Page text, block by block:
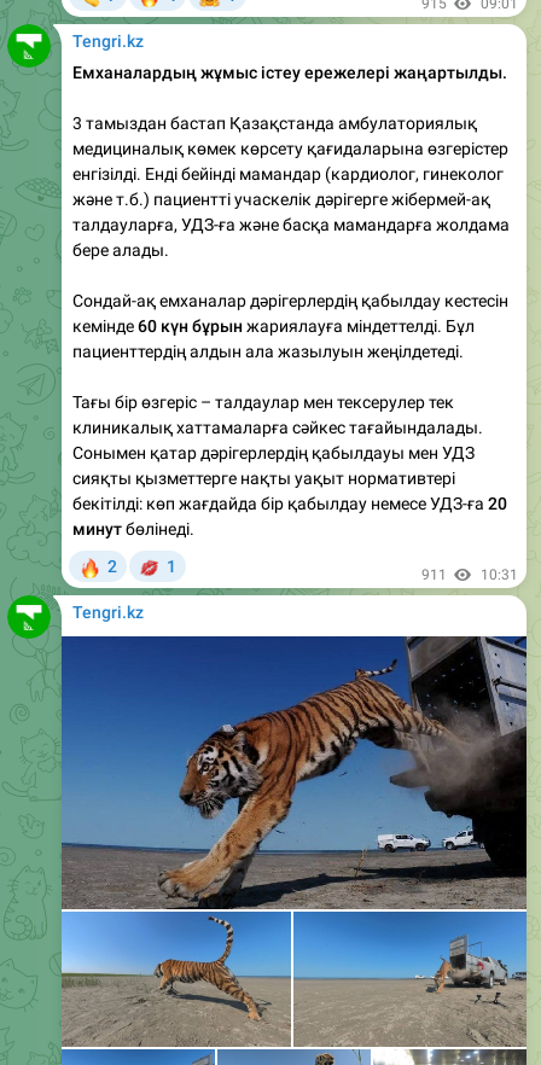
Емханалардың жұмыс істеу ережелері жаңартылды.
3 тамыздан бастап Қазақстанда амбулаториялық
енгізілді. Енді бейінді мамандар (кардиолог, гинеколог
және т.б.) пациентті учаскелік дәрігерге жібермей-ақ
талдауларға, УДЗ-ға және басқа мамандарға жолдама
бере алады.
Сондай-ақ емханалар дәрігерлердің қабылдау кестесін
пациенттердің алдын ала жазылуын жеңілдетеді.
Тағы бір өзгеріс – талдаулар мен тексерулер тек
Сонымен қатар дәрігерлердің қабылдауы мен УДЗ
сияқты қызметтерге нақты уақыт нормативтері
бекітілді: көп жағдайда бір қабылдау немесе УДЗ-ға
минутбөлінеді.
2 1
Tengri.kz